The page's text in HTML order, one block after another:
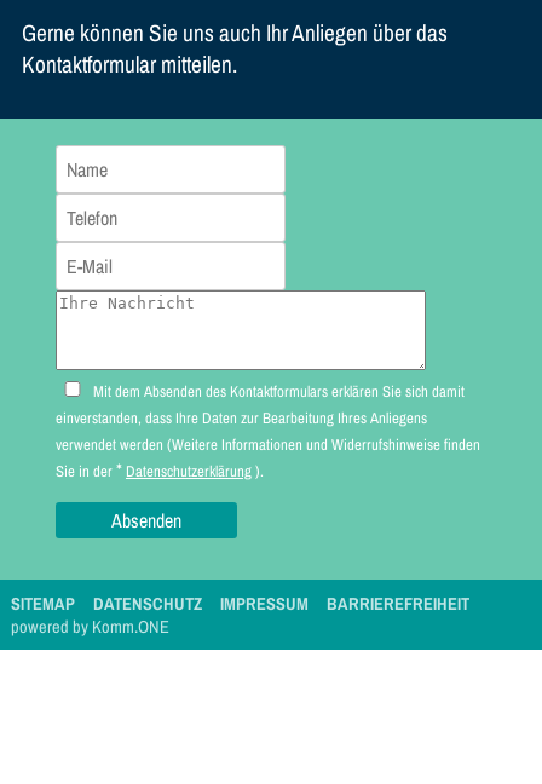
Gerne können Sie uns auch Ihr Anliegen über das
Kontaktformular mitteilen.
Mit dem Absenden des Kontaktformulars erklären Sie sich damit
einverstanden, dass Ihre Daten zur Bearbeitung Ihres Anliegens
verwendet werden (Weitere Informationen und Widerrufshinweise finden
Sie in der* Datenschutzerklärung).
SITEMAP DATENSCHUTZ IMPRESSUM
BARRIEREFREIHEIT
powered by Komm.ONE